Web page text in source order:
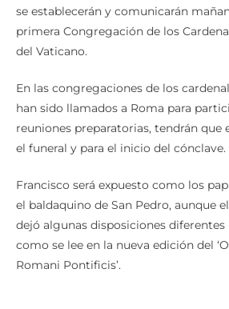
se establecerán y comunicarán
primera Congregación de los
del Vaticano.
En las congregaciones de los
han sido llamados a Roma para
reuniones preparatorias, tendrán que
el funeral y para el inicio del cónclave.
Francisco será expuesto como los
el baldaquino de San Pedro, aunque
dejó algunas disposiciones diferentes
como se lee en la nueva edición del
Romani Pontificis’.